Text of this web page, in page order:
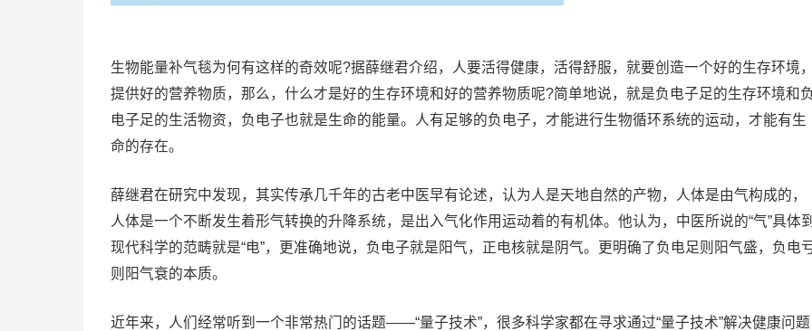
生物能量补气毯为何有这样的奇效呢?据薛继君介绍，人要活得健康，活得舒服，就要创造一个好的生存环境
提供好的营养物质，那么，什么才是好的生存环境和好的营养物质呢?简单地说，就是负电子足的生存环境和
电子足的生活物资，负电子也就是生命的能量。人有足够的负电子，才能进行生物循环系统的运动，才能有生
命的存在。
薛继君在研究中发现，其实传承几千年的古老中医早有论述，认为人是天地自然的产物，人体是由气构成的，
人体是一个不断发生着形气转换的升降系统，是出入气化作用运动着的有机体。他认为，中医所说的“气”具体
现代科学的范畴就是“电”，更准确地说，负电子就是阳气，正电核就是阴气。更明确了负电足则阳气盛，负电
则阳气衰的本质。
近年来，人们经常听到一个非常热门的话题——“量子技术”，很多科学家都在寻求通过“量子技术”解决健康问题